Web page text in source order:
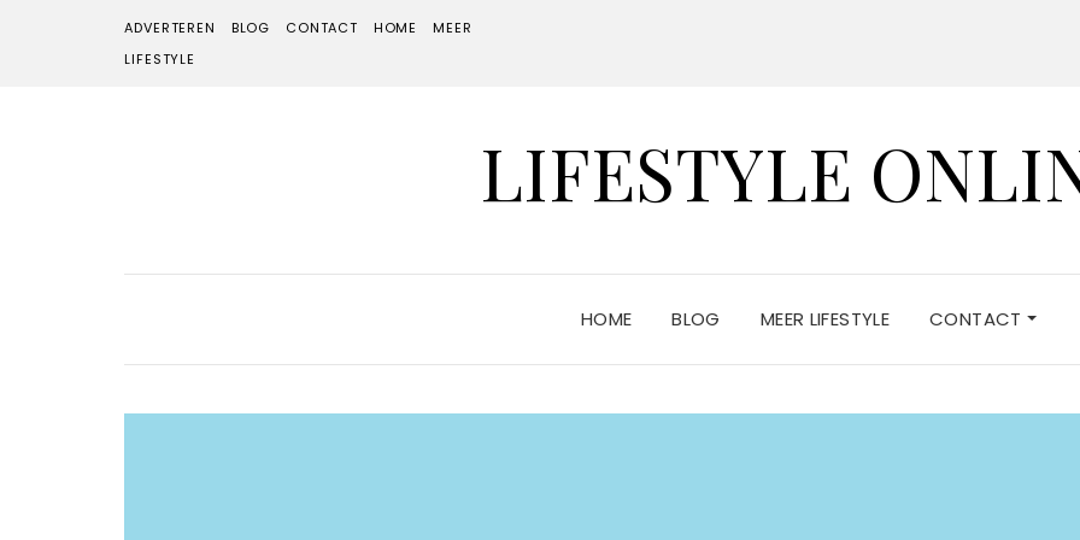
ADVERTEREN BLOG CONTACT HOME
MEER
LIFESTYLE
LIFESTYLE
HOME BLOG MEER LIFESTYLE CONTACT